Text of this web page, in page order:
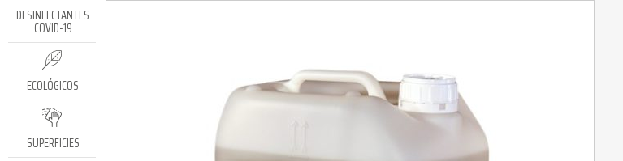
DESINFECTANTES
COVID-19
ECOLÓGICOS
SUPERFICIES